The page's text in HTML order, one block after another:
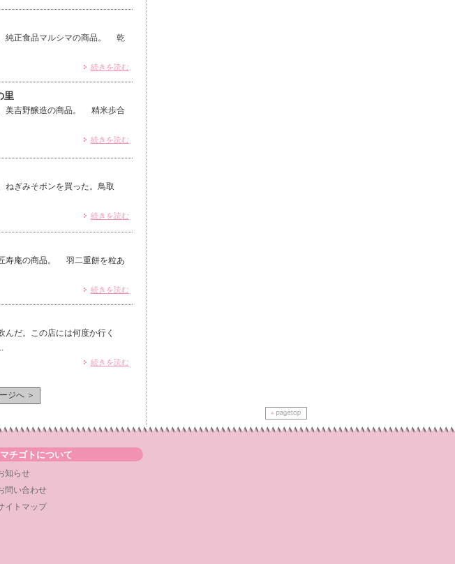
純正食品マルシマの商品。 乾
続きを読む
里
美吉野醸造の商品。 精米歩合
続きを読む
ねぎみそポンを買った。鳥取
続きを読む
寿庵の商品。 羽二重餅を粒あ
続きを読む
だ。この店には何度か行く
続きを読む
ジへ ＞
マチゴトについて
知らせ
問い合わせ
イトマップ